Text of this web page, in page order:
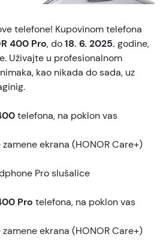
telefone! Kupovinom telefona
400 Pro, do18. 6. 2025. godine,
Uživajte u profesionalnom
kao nikada do sada, uz
telefona, na poklon vas
ekrana (HONOR Care+)
Pro slušalice
Pro telefona, na poklon vas
ekrana (HONOR Care+)